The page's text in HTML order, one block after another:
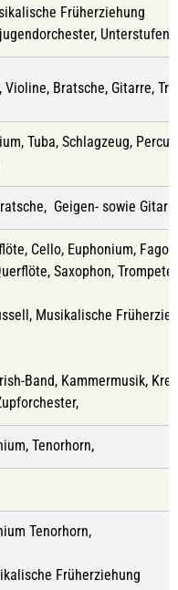
Früherziehung
Unterstufen
Violine, Bratsche, Gitarre,
Tuba, Schlagzeug,
Geigen- sowie
Cello, Euphonium,
Saxophon,
Musikalische
Band, Kammermusik,
Tenorhorn,
Tenorhorn,
Früherziehung